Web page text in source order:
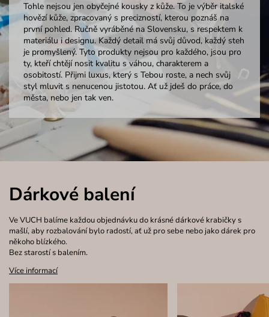
Tohle nejsou jen obyčejné kousky z kůže. To je výběr italské
hovězí kůže, zpracovaný s precizností, kterou poznáš na
první pohled. Ručně vyráběné na Slovensku, s respektem k
materiálu i designu. Každý detail má svůj důvod, každý steh
je promyšlený. Tyto produkty nejsou pro každého, jsou pro
ty, kteří chtějí nosit kvalitu s váhou, charakterem a
osobitostí. Přijmi luxus, který s Tebou roste, a nech svůj
styl mluvit s nenucenou jistotou. Ať už jdeš do práce, do
města, nebo jen tak ven.
Dárkové balení
Ve VUCH balíme každou objednávku do krásné dárkové krabičky s
mašlí, aby rozbalování bylo radostí, ať už pro sebe nebo jako dárek pro
někoho blízkého.
Bez starostí s balením.
Více informací